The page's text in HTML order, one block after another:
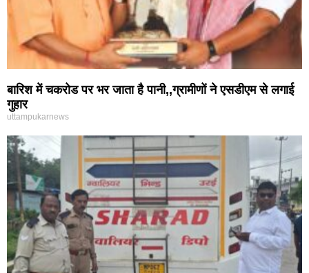
बारिश में चकरोड पर भर जाता है पानी,,ग्रामीणों ने एसडीएम से लगाई
गुहार
uttampukarnews